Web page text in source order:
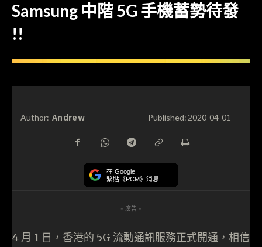
Samsung 中階 5G 手機蓄勢待發
!!
Author: Andrew Published:2020-04-01
在 Google
緊貼《PCM》消息
- 廣告 -
4 月 1 日，香港的 5G 流動通訊服務正式開通，相信